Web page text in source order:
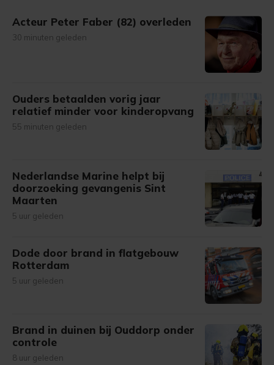
Acteur Peter Faber (82) overleden
30 minuten geleden
Ouders betaalden vorig jaar
relatief minder voor kinderopvang
55 minuten geleden
Nederlandse Marine helpt bij
doorzoeking gevangenis Sint
Maarten
5 uur geleden
Dode door brand in flatgebouw
Rotterdam
5 uur geleden
Brand in duinen bij Ouddorp onder
controle
8 uur geleden